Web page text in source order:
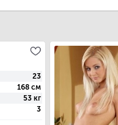
23
168 см
53 кг
3